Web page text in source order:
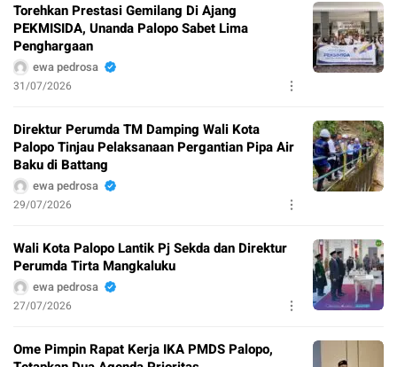
Torehkan Prestasi Gemilang Di Ajang
PEKMISIDA, Unanda Palopo Sabet Lima
Penghargaan
ewa pedrosa
31/07/2026
Direktur Perumda TM Damping Wali Kota
Palopo Tinjau Pelaksanaan Pergantian Pipa Air
Baku di Battang
ewa pedrosa
29/07/2026
Wali Kota Palopo Lantik Pj Sekda dan Direktur
Perumda Tirta Mangkaluku
ewa pedrosa
27/07/2026
Ome Pimpin Rapat Kerja IKA PMDS Palopo,